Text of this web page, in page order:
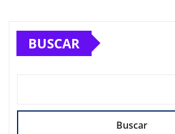
BUSCAR
Buscar